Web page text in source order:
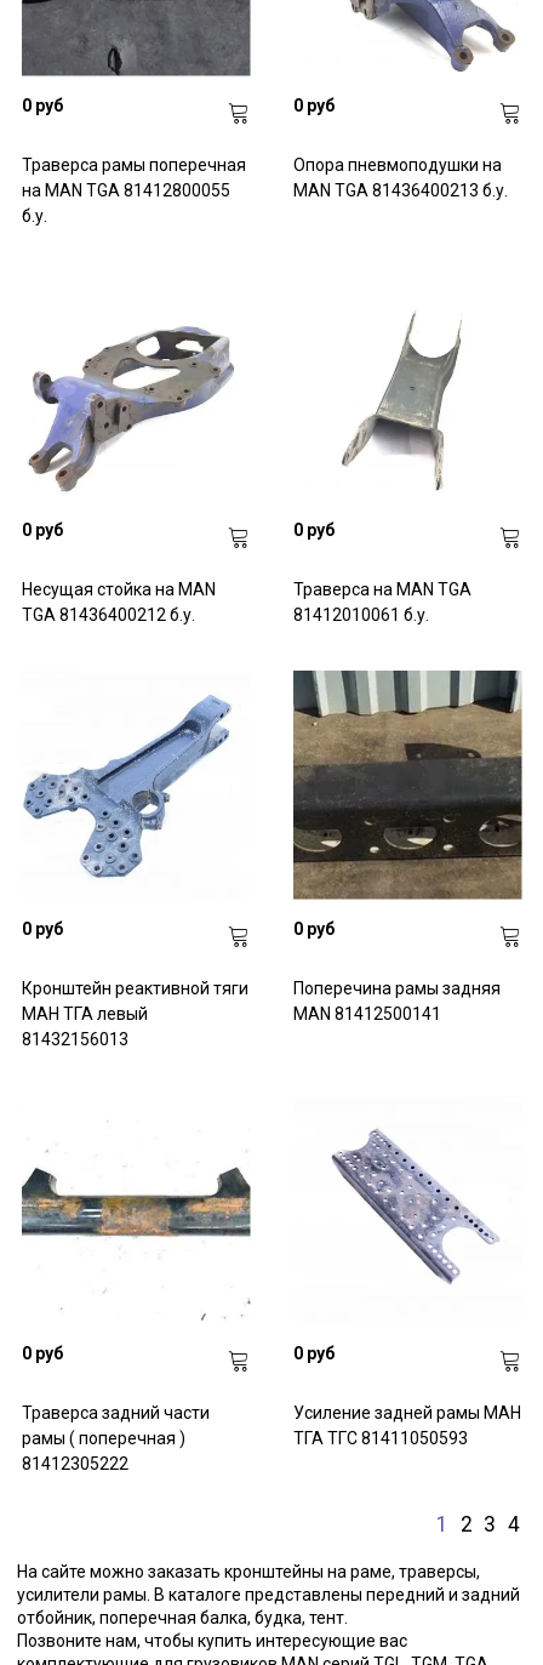
0 руб
Траверса рамы поперечная
на MAN TGA 81412800055
б.у.
0 руб
Опора пневмоподушки на
MAN TGA 81436400213 б.у.
0 руб
Несущая стойка на MAN
TGA 81436400212 б.у.
0 руб
Траверса на MAN TGA
81412010061 б.у.
0 руб
Кронштейн реактивной тяги
МАН ТГА левый
81432156013
0 руб
Поперечина рамы задняя
MAN 81412500141
0 руб
Траверса задний части
рамы ( поперечная )
81412305222
0 руб
Усиление задней рамы МАН
ТГА ТГС 81411050593
1 2 3 4
На сайте можно заказать кронштейны на раме, траверсы,
усилители рамы. В каталоге представлены передний и задний
отбойник, поперечная балка, будка, тент.
Позвоните нам, чтобы купить интересующие вас